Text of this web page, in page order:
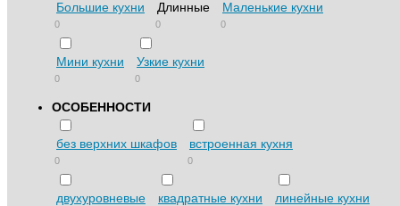
Большие кухни
0
Длинные
0
Маленькие кухни
0
Мини кухни
0
Узкие кухни
0
ОСОБЕННОСТИ
без верхних шкафов
0
встроенная кухня
0
двухуровневые квадратные кухни линейные кухни